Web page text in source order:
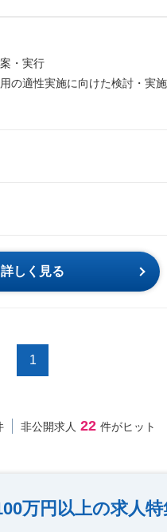
・実行
の適性実施に向けた検討・実施
詳しく見る
1
非公開求人 22 件がヒット
万円以上の求人